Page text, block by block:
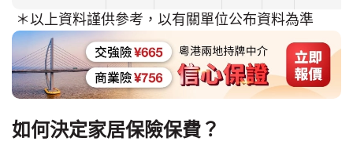
＊以上資料謹供參考，以有關單位公布資料為準
如何決定家居保險保費？